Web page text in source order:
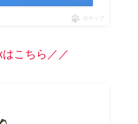
ポチップ
こちら／／